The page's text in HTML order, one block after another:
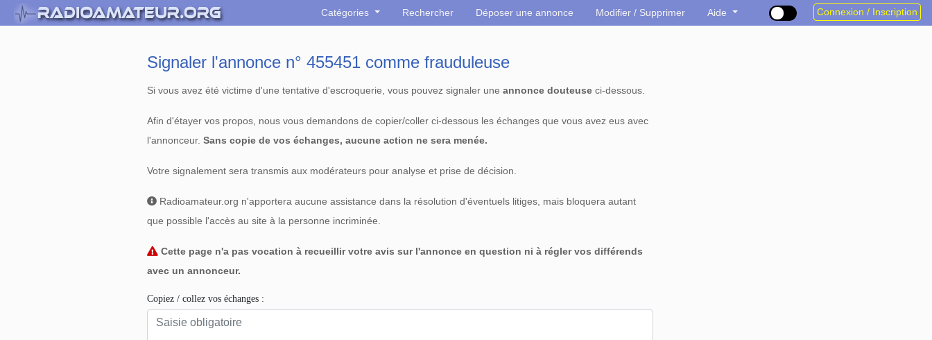
Catégories Rechercher Déposer une annonce Modifier / Supprimer Aide Connexion / Inscription
Signaler l'annonce n° 455451 comme frauduleuse
Si vous avez été victime d'une tentative d'escroquerie, vous pouvez signaler une annonce douteuse ci-dessous.
Afin d'étayer vos propos, nous vous demandons de copier/coller ci-dessous les échanges que vous avez eus avec
l'annonceur. Sans copie de vos échanges, aucune action ne sera menée.
Votre signalement sera transmis aux modérateurs pour analyse et prise de décision.
Radioamateur.org n'apportera aucune assistance dans la résolution d'éventuels litiges, mais bloquera autant
que possible l'accès au site à la personne incriminée.
Cette page n'a pas vocation à recueillir votre avis sur l'annonce en question ni à régler vos différends
avec un annonceur.
Copiez / collez vos échanges :